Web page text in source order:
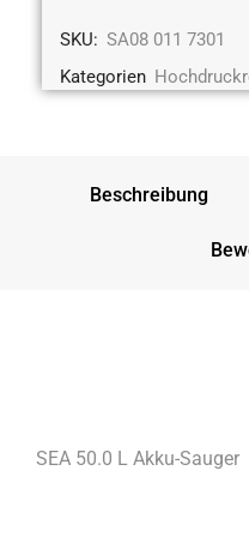
SKU: SA08 011 7301
Kategorien
Beschreibung
SEA 50.0 L Akku-Sauger